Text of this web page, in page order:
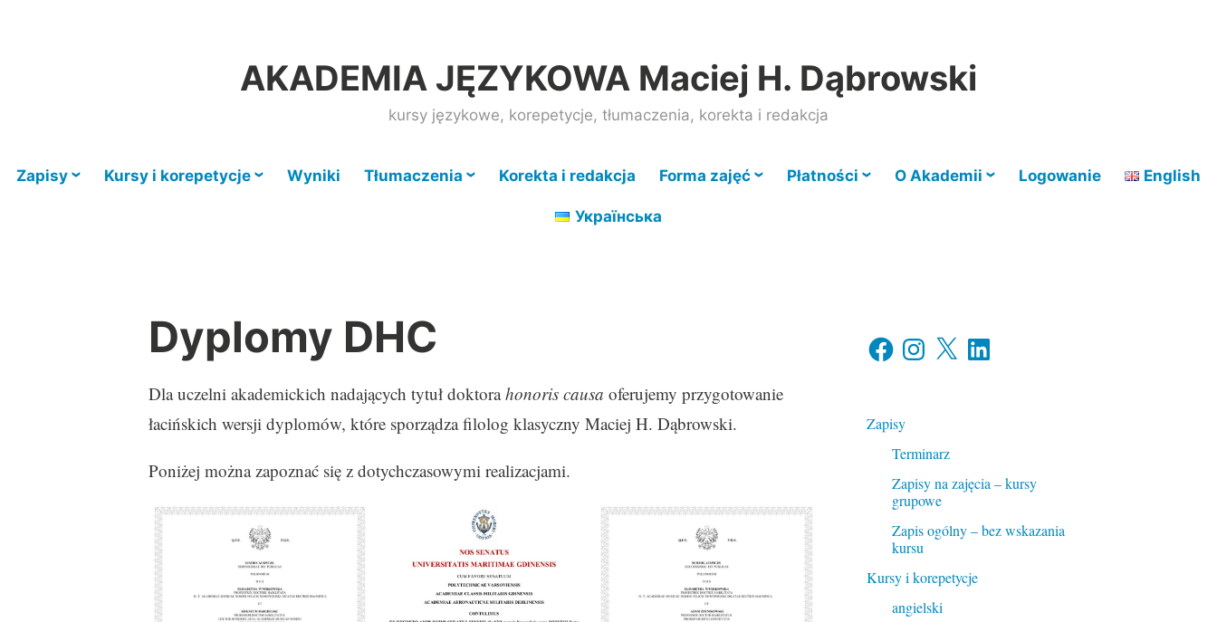
AKADEMIA JĘZYKOWA Maciej H. Dąbrowski
kursy językowe, korepetycje, tłumaczenia, korekta i redakcja
Zapisy Kursy i korepetycje Wyniki Tłumaczenia Korekta i redakcja Forma zajęć Płatności O Akademii Logowanie English
Українська
Dyplomy DHC
Dla uczelni akademickich nadających tytuł doktorahonoris causa oferujemy przygotowanie
łacińskich wersji dyplomów, które sporządza filolog klasyczny Maciej H. Dąbrowski.
Poniżej można zapoznać się z dotychczasowymi realizacjami.
FacebookInstagram
X LinkedIn
Zapisy
Terminarz
Zapisy na zajęcia – kursy
grupowe
Zapis ogólny – bez wskazania
kursu
Kursy i korepetycje
angielski